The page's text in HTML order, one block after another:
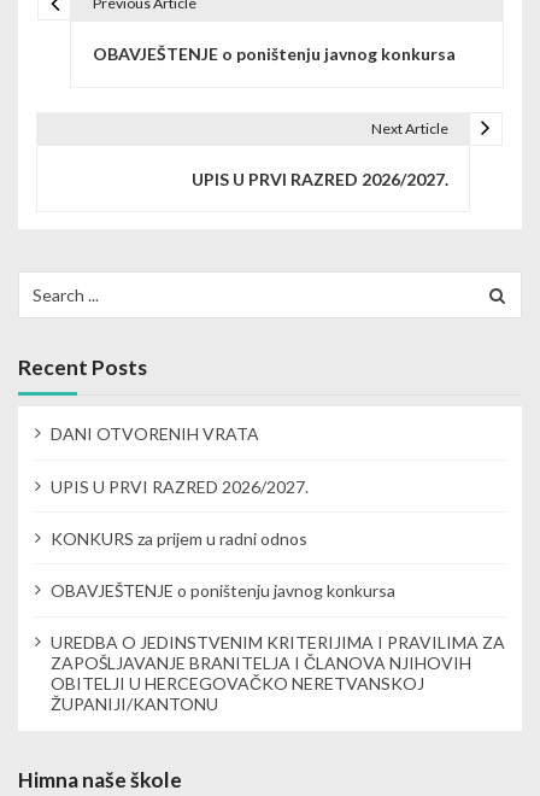
v
i
g
i
o
n
OBAVJEŠTENJE o poništenju javnog konkursa
Next Article
UPIS U PRVI RAZRED 2026/2027.
for:
Recent Posts
DANI OTVORENIH VRATA
UPIS U PRVI RAZRED 2026/2027.
KONKURS za prijem u radni odnos
OBAVJEŠTENJE o poništenju javnog konkursa
UREDBA O JEDINSTVENIM KRITERIJIMA I PRAVILIMA ZA
ZAPOŠLJAVANJE BRANITELJA I ČLANOVA NJIHOVIH
OBITELJI U HERCEGOVAČKO NERETVANSKOJ
ŽUPANIJI/KANTONU
Himna naše škole